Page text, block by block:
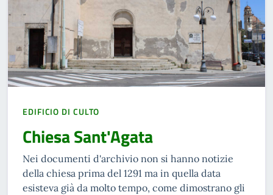
EDIFICIO DI CULTO
Chiesa Sant'Agata
Nei documenti d'archivio non si hanno notizie
della chiesa prima del 1291 ma in quella data
esisteva già da molto tempo, come dimostrano gli